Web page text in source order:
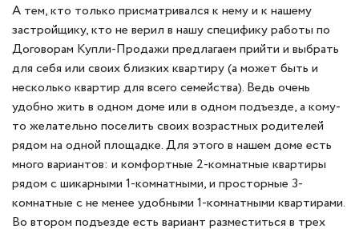
А тем, кто только присматривался к нему и к нашему
застройщику, кто не верил в нашу специфику работы по
Договорам Купли-Продажи предлагаем прийти и выбрать
для себя или своих близких квартиру (а может быть и
несколько квартир для всего семейства). Ведь очень
удобно жить в одном доме или в одном подъезде, а кому-
то желательно поселить своих возрастных родителей
рядом на одной площадке. Для этого в нашем доме есть
много вариантов: и комфортные 2-комнатные квартиры
рядом с шикарными 1-комнатными, и просторные 3-
комнатные с не менее удобными 1-комнатными квартирами.
Во втором подъезде есть вариант разместиться в трех